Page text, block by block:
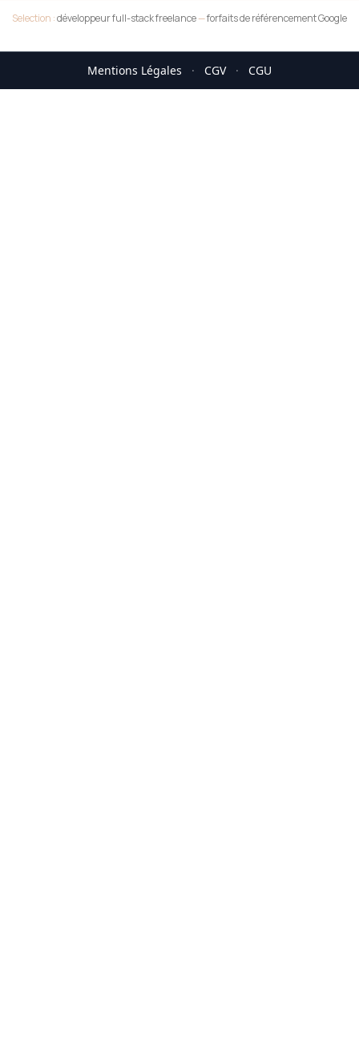
Selection :développeur full-stack freelance—forfaits de référencement Google
Mentions Légales · CGV · CGU